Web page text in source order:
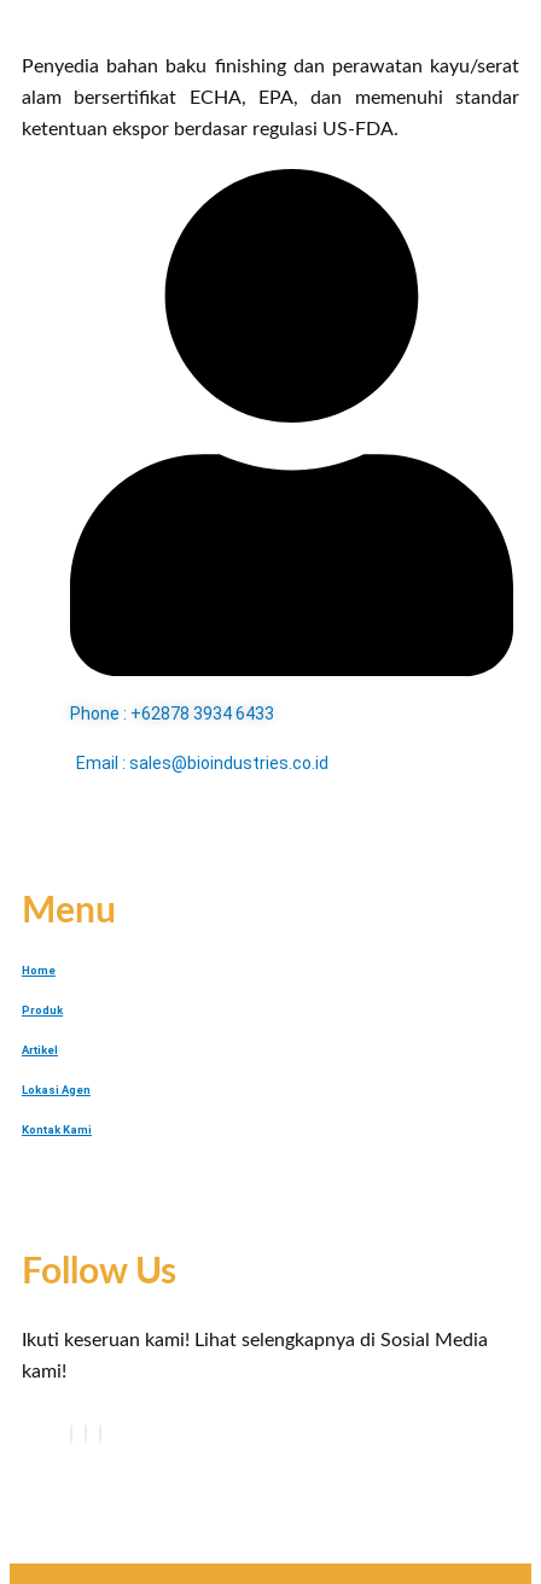
Penyedia bahan baku finishing dan perawatan kayu/serat
alam bersertifikat ECHA, EPA, dan memenuhi standar
ketentuan ekspor berdasar regulasi US-FDA.
Phone : +62878 3934 6433
Email : sales@bioindustries.co.id
Menu
Home
Produk
Artikel
Lokasi Agen
Kontak Kami
Follow Us
Ikuti keseruan kami! Lihat selengkapnya di Sosial Media
kami!